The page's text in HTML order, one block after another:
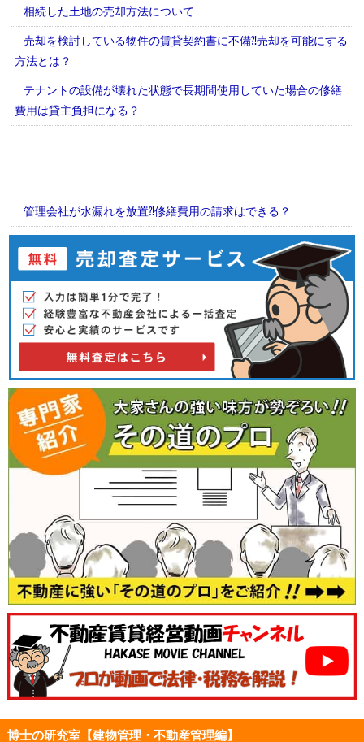
相続した土地の売却方法について
売却を検討している物件の賃貸契約書に不備⁈売却を可能にする
方法とは？
テナントの設備が壊れた状態で長期間使用していた場合の修繕
費用は貸主負担になる？
管理会社が水漏れを放置⁈修繕費用の請求はできる？
博士の研究室【建物管理・不動産管理編】